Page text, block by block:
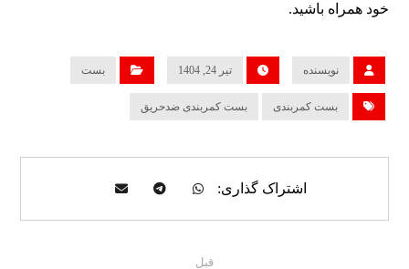
خود همراه باشید.
نویسنده تیر 24, 1404 بست
بست کمربندی بست کمربندی ضدحریق
قبل